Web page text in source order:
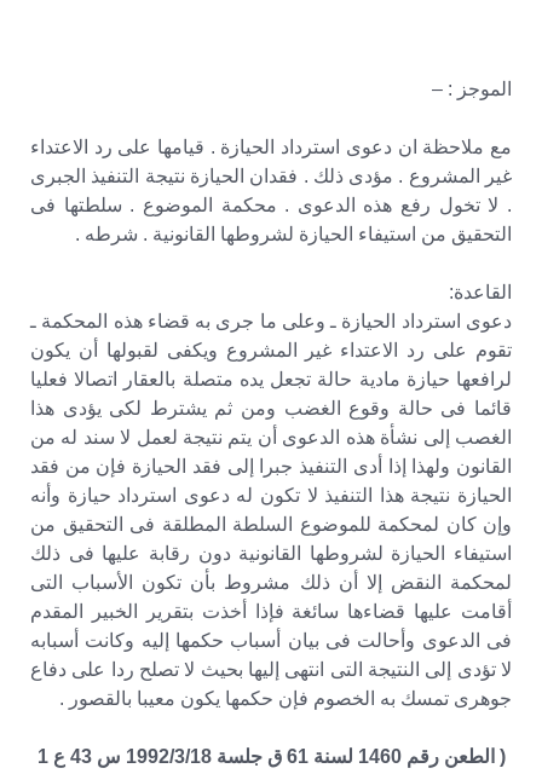
الموجز : –
مع ملاحظة ان دعوى استرداد الحيازة . قيامها على رد الاعتداء
غير المشروع . مؤدى ذلك . فقدان الحيازة نتيجة التنفيذ الجبرى
. لا تخول رفع هذه الدعوى . محكمة الموضوع . سلطتها فى
التحقيق من استيفاء الحيازة لشروطها القانونية . شرطه .
القاعدة:
دعوى استرداد الحيازة ـ وعلى ما جرى به قضاء هذه المحكمة ـ
تقوم على رد الاعتداء غير المشروع ويكفى لقبولها أن يكون
لرافعها حيازة مادية حالة تجعل يده متصلة بالعقار اتصالا فعليا
قائما فى حالة وقوع الغضب ومن ثم يشترط لكى يؤدى هذا
الغصب إلى نشأة هذه الدعوى أن يتم نتيجة لعمل لا سند له من
القانون ولهذا إذا أدى التنفيذ جبرا إلى فقد الحيازة فإن من فقد
الحيازة نتيجة هذا التنفيذ لا تكون له دعوى استرداد حيازة وأنه
وإن كان لمحكمة للموضوع السلطة المطلقة فى التحقيق من
استيفاء الحيازة لشروطها القانونية دون رقابة عليها فى ذلك
لمحكمة النقض إلا أن ذلك مشروط بأن تكون الأسباب التى
أقامت عليها قضاءها سائغة فإذا أخذت بتقرير الخبير المقدم
فى الدعوى وأحالت فى بيان أسباب حكمها إليه وكانت أسبابه
لا تؤدى إلى النتيجة التى انتهى إليها بحيث لا تصلح ردا على دفاع
جوهرى تمسك به الخصوم فإن حكمها يكون معيبا بالقصور .
( الطعن رقم 1460 لسنة 61 ق جلسة 1992/3/18 س 43 ع 1